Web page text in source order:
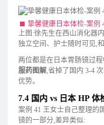
挚馨健康日本体检-案例
上图:徐先生在西山消化器
独立空间、护士随时可见,
两位都是在日本胃肠镜过
服药图解,省掉了国内 3-4
优势。
7.4 国内 vs 日本 HP 体
案例 41 王女士自己整理的
镜的一部分,差异类似: